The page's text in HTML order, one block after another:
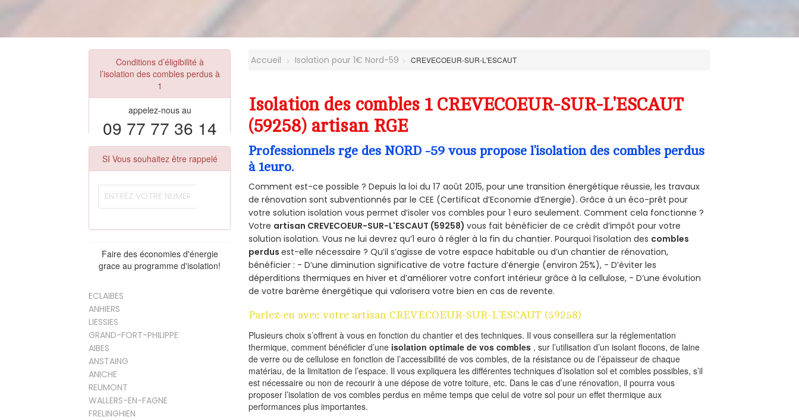
Conditions d’éligibilité à
l’isolation des combles perdus à
1
appelez-nous au
09 77 77 36 14
SI Vous souhaitez être rappelé
Faire des économies d'énergie
grace au programme d'isolation!
ECLAIBES
ANHIERS
LIESSIES
GRAND-FORT-PHILIPPE
AIBES
ANSTAING
ANICHE
REUMONT
WALLERS-EN-FAGNE
FRELINGHIEN
Accueil Isolation pour 1€ Nord-59 CREVECOEUR-SUR-L'ESCAUT
Isolation des combles 1 CREVECOEUR-SUR-L'ESCAUT
(59258) artisan RGE
Professionnels rge des NORD -59 vous propose l’isolation des combles perdus
à 1euro.
Comment est-ce possible ? Depuis la loi du 17 août 2015, pour une transition énergétique réussie, les travaux
de rénovation sont subventionnés par le CEE (Certificat d’Economie d’Energie). Grâce à un éco-prêt pour
votre solution isolation vous permet d’isoler vos combles pour 1 euro seulement. Comment cela fonctionne ?
Votre artisan CREVECOEUR-SUR-L'ESCAUT (59258)vous fait bénéficier de ce crédit d’impôt pour votre
solution isolation. Vous ne lui devrez qu’1 euro à régler à la fin du chantier. Pourquoi l’isolation des combles
perdusest-elle nécessaire ? Qu’il s’agisse de votre espace habitable ou d’un chantier de rénovation,
bénéficier : - D’une diminution significative de votre facture d’énergie (environ 25%), - D’éviter les
déperditions thermiques en hiver et d’améliorer votre confort intérieur grâce à la cellulose, - D’une évolution
de votre barème énergétique qui valorisera votre bien en cas de revente.
Parlez-en avec votre artisan CREVECOEUR-SUR-L'ESCAUT (59258)
Plusieurs choix s’offrent à vous en fonction du chantier et des techniques. Il vous conseillera sur la réglementation
thermique, comment bénéficier d’une isolation optimale de vos combles , sur l’utilisation d’un isolant flocons, de laine
de verre ou de cellulose en fonction de l’accessibilité de vos combles, de la résistance ou de l’épaisseur de chaque
matériau, de la limitation de l’espace. Il vous expliquera les différentes techniques d’isolation sol et combles possibles, s’il
est nécessaire ou non de recourir à une dépose de votre toiture, etc. Dans le cas d’une rénovation, il pourra vous
proposer l’isolation de vos combles perdus en même temps que celui de votre sol pour un effet thermique aux
performances plus importantes.